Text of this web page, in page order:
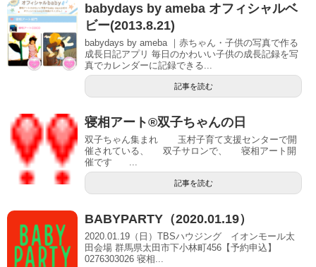
babydays by ameba オフィシャルベ
ビー(2013.8.21)
babydays by ameba ｜赤ちゃん・子供の写真で作る
成長日記アプリ 毎日のかわいい子供の成長記録を写
真でカレンダーに記録できる...
記事を読む
寝相アート®双子ちゃんの日
双子ちゃん集まれ 玉村子育て支援センターで開
催されている、 双子サロンで、 寝相アート開
催です ...
記事を読む
BABYPARTY（2020.01.19）
2020.01.19（日）TBSハウジング イオンモール太
田会場 群馬県太田市下小林町456【予約申込】
0276303026 寝相...